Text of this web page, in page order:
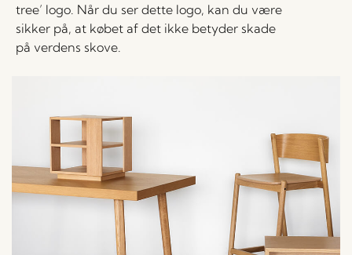
tree’ logo. Når du ser dette logo, kan du være
sikker på, at købet af det ikke betyder skade
på verdens skove.